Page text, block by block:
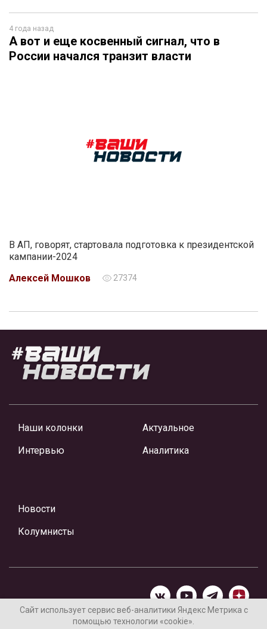
4 года назад
А вот и еще косвенный сигнал, что в
России начался транзит власти
В АП, говорят, стартовала подготовка к президентской
кампании-2024
Алексей Мошков
27374
Наши колонки
Интервью
Актуальное
Аналитика
Новости
Колумнисты
Материалы предоставлены редакцией Интернет-газеты
Сайт использует сервис веб-аналитики Яндекс Метрика с
помощью технологии «cookie».